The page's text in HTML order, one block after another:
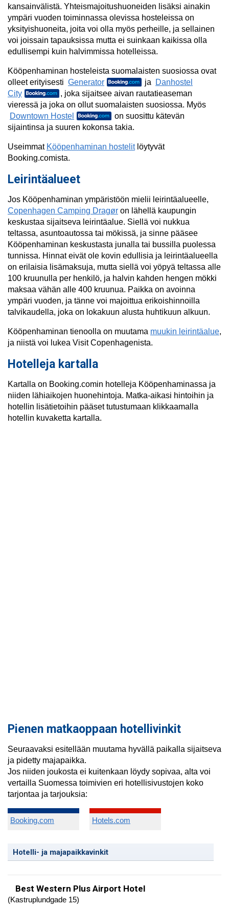
kansainvälistä. Yhteismajoitushuoneiden lisäksi ainakin
ympäri vuoden toiminnassa olevissa hosteleissa on
yksityishuoneita, joita voi olla myös perheille, ja sellainen
voi joissain tapauksissa mutta ei suinkaan kaikissa olla
edullisempi kuin halvimmissa hotelleissa.
Kööpenhaminan hosteleista suomalaisten suosiossa ovat
olleet erityisesti Generator ja
Danhostel
City
, joka sijaitsee aivan rautatieaseman
vieressä ja joka on ollut suomalaisten suosiossa. Myös
Downtown Hostel
on suosittu kätevän
sijaintinsa ja suuren kokonsa takia.
Useimmat Kööpenhaminan hostelitlöytyvät
Booking.comista.
Leirintäalueet
Jos Kööpenhaminan ympäristöön mielii leirintäalueelle,
Copenhagen Camping Dragør on lähellä kaupungin
keskustaa sijaitseva leirintäalue. Siellä voi nukkua
teltassa, asuntoautossa tai mökissä, ja sinne pääsee
Kööpenhaminan keskustasta junalla tai bussilla puolessa
tunnissa. Hinnat eivät ole kovin edullisia ja leirintäalueella
on erilaisia lisämaksuja, mutta siellä voi yöpyä teltassa alle
100 kruunulla per henkilö, ja halvin kahden hengen mökki
maksaa vähän alle 400 kruunua. Paikka on avoinna
ympäri vuoden, ja tänne voi majoittua erikoishinnoilla
talvikaudella, joka on lokakuun alusta huhtikuun alkuun.
Kööpenhaminan tienoolla on muutama muukin leirintäalue,
ja niistä voi lukea Visit Copenhagenista.
Hotelleja kartalla
Kartalla on Booking.comin hotelleja Kööpenhaminassa ja
niiden lähiaikojen huonehintoja. Matka-aikasi hintoihin ja
hotellin lisätietoihin pääset tutustumaan klikkaamalla
hotellin kuvaketta kartalla.
Pienen matkaoppaan hotellivinkit
Seuraavaksi esitellään muutama hyvällä paikalla sijaitseva
ja pidetty majapaikka.
Jos niiden joukosta ei kuitenkaan löydy sopivaa, alta voi
vertailla Suomessa toimivien eri hotellisivustojen koko
tarjontaa ja tarjouksia:
Booking.com Hotels.com
Hotelli- ja majapaikkavinkit
Best Western Plus Airport Hotel
(Kastruplundgade 15)